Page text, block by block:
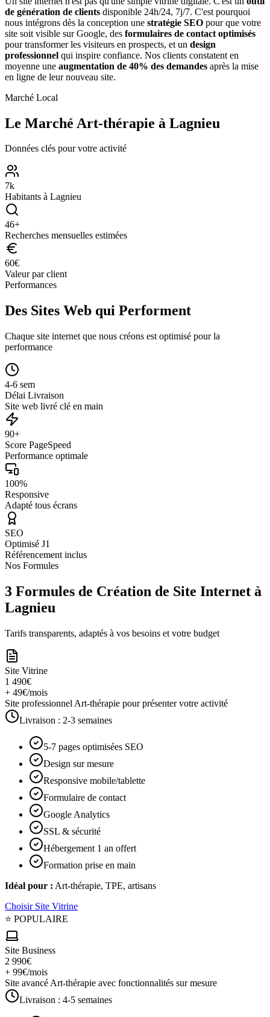
de génération de clients disponible 24h/24, 7j/7. C'est pourquoi
nous intégrons dès la conception une stratégie SEO pour que votre
site soit visible sur Google, des formulaires de contact optimisés
pour transformer les visiteurs en prospects, et un design
professionnel qui inspire confiance. Nos clients constatent en
moyenne une augmentation de 40% des demandes après la mise
en ligne de leur nouveau site.
Marché Local
Le Marché Art-thérapie à Lagnieu
Données clés pour votre activité
7k
Habitants à Lagnieu
46+
Recherches mensuelles estimées
60€
Valeur par client
Performances
Des Sites Web qui Performent
Chaque site internet que nous créons est optimisé pour la
performance
4-6 sem
Délai Livraison
Site web livré clé en main
90+
Score PageSpeed
Performance optimale
100%
Responsive
Adapté tous écrans
SEO
Optimisé J1
Référencement inclus
Nos Formules
3 Formules de Création de Site Internet à
Lagnieu
Tarifs transparents, adaptés à vos besoins et votre budget
Site Vitrine
1 490€
+ 49€/mois
Site professionnel Art-thérapie pour présenter votre activité
Livraison : 2-3 semaines
5-7 pages optimisées SEO
Design sur mesure
Responsive mobile/tablette
Formulaire de contact
Google Analytics
SSL & sécurité
Hébergement 1 an offert
Formation prise en main
Idéal pour : Art-thérapie, TPE, artisans
Choisir Site Vitrine
⭐ POPULAIRE
Site Business
2 990€
+ 99€/mois
Site avancé Art-thérapie avec fonctionnalités sur mesure
Livraison : 4-5 semaines